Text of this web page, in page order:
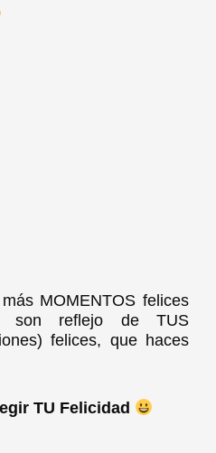
MOMENTOS felices
reflejo de TUS
felices, que haces
TU Felicidad